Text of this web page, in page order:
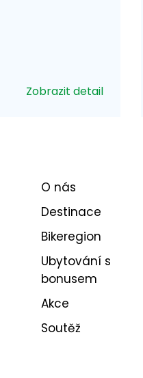
Zobrazit detail
O nás
Destinace
Bikeregion
Ubytování s
bonusem
Akce
Soutěž